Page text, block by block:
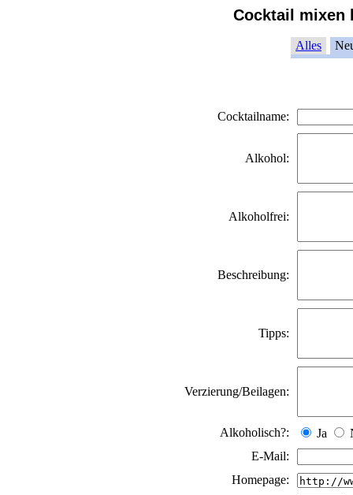
Cocktail mixen
Alles
Cocktailname:
Alkohol:
Alkoholfrei:
Beschreibung:
Tipps:
Verzierung/Beilagen:
Alkoholisch?: Ja
E-Mail:
Homepage: